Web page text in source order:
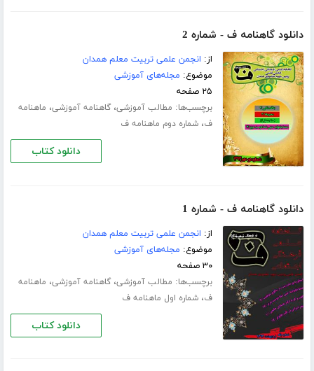
دانلود گاهنامه ف - شماره 2
از: انجمن علمی تربیت معلم همدان
موضوع: مجله‌های آموزشی
۲۵ صفحه
برچسب‌ها: مطالب آموزشی،گاهنامه آموزشی، ماهنامه
ف،شماره دوم ماهنامه ف
دانلود کتاب
دانلود گاهنامه ف - شماره 1
از: انجمن علمی تربیت معلم همدان
موضوع: مجله‌های آموزشی
۳۰ صفحه
برچسب‌ها: مطالب آموزشی،گاهنامه آموزشی، ماهنامه
ف،شماره اول ماهنامه ف
دانلود کتاب